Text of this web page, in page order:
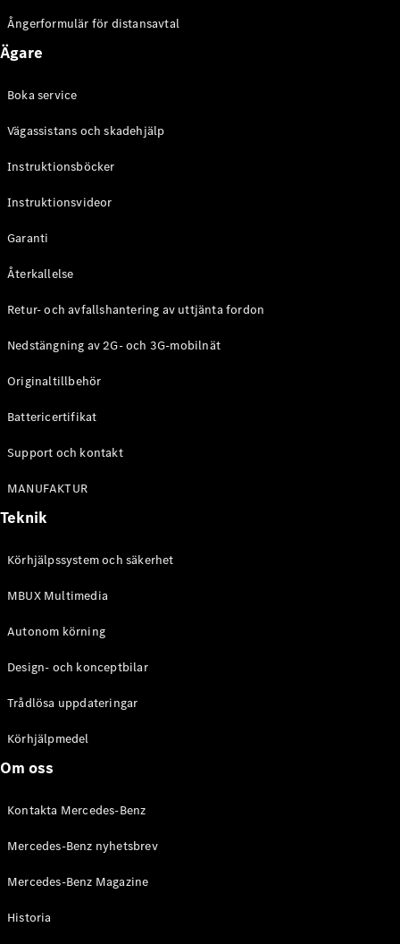
AMG GT
Dörrars
Mercedes-
AMG GT
Coupé
Benz Online
Store
Cabriolet / Roadster
CLE
Mercedes-
Roadster
Maybach SL
Monogram
Series
Store
Ångerformulär för distansavtal
Ägare
Boka service
Vägassistans och skadehjälp
Instruktionsböcker
Instruktionsvideor
Garanti
Återkallelse
Retur- och avfallshantering av uttjänta fordon
Nedstängning av 2G- och 3G-mobilnät
Originaltillbehör
Battericertifikat
Support och kontakt
MANUFAKTUR
Teknik
Körhjälpssystem och säkerhet
MBUX Multimedia
Autonom körning
Design- och konceptbilar
Trådlösa uppdateringar
Körhjälpmedel
Om oss
Kontakta Mercedes-Benz
Mercedes-Benz nyhetsbrev
Mercedes-Benz Magazine
Historia